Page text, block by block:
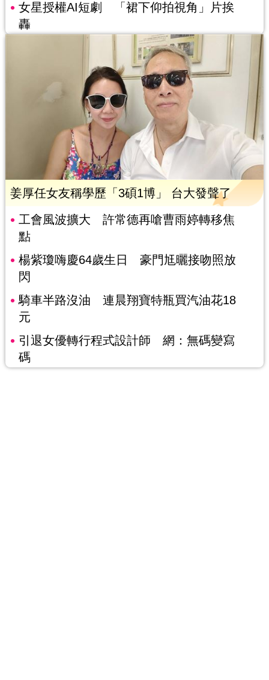
女星授權AI短劇 「裙下仰拍視角」片挨
轟
姜厚任女友稱學歷「3碩1博」 台大發聲了
工會風波擴大 許常德再嗆曹雨婷轉移焦
點
楊紫瓊嗨慶64歲生日 豪門尪曬接吻照放
閃
騎車半路沒油 連晨翔寶特瓶買汽油花18
元
引退女優轉行程式設計師 網：無碼變寫
碼